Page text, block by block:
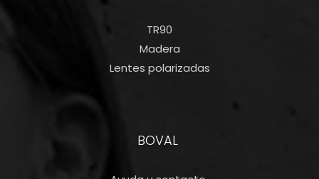
TR90
Madera
Lentes polarizadas
BOVAL